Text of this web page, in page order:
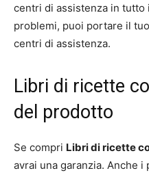
centri di assistenza in tutto
problemi, puoi portare il
centri di assistenza.
Libri di ricette
del prodotto
Se compri Libri di ricette
avrai una garanzia. Anche